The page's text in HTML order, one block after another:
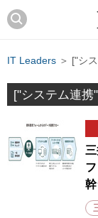
IT Leaders ＞ ["シ
["システム連携